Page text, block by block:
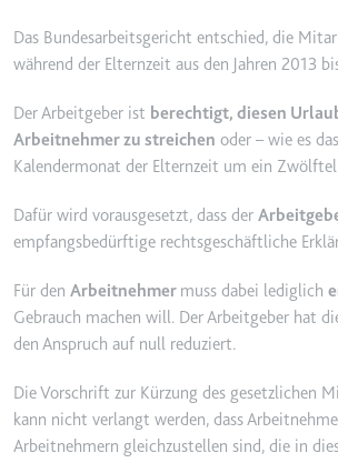
Das Bundesarbeitsgericht entschied, die
während der Elternzeit aus den Jahren 2013
Der Arbeitgeber ist berechtigt, diesen
Arbeitnehmer zu streichen oder – wie es
Kalendermonat der Elternzeit um ein Zwölftel
Dafür wird vorausgesetzt, dass der
empfangsbedürftige rechtsgeschäftliche
Für den Arbeitnehmer muss dabei lediglich
Gebrauch machen will. Der Arbeitgeber hat
den Anspruch auf null reduziert.
Die Vorschrift zur Kürzung des gesetzlichen
kann nicht verlangt werden, dass
Arbeitnehmern gleichzustellen sind, die in